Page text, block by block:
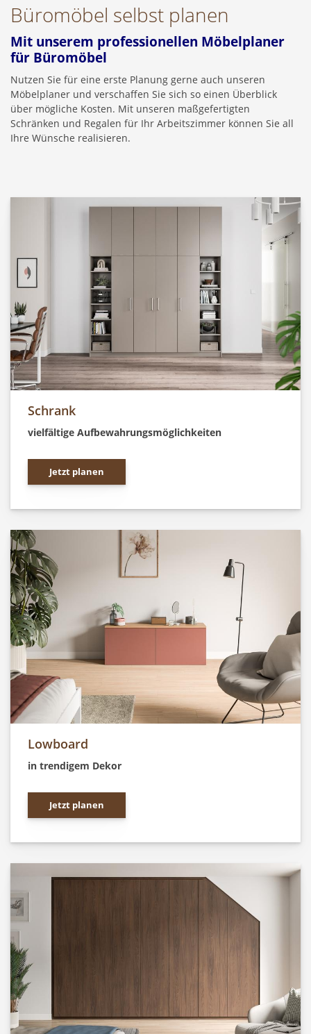
Büromöbel selbst planen
Mit unserem professionellen Möbelplaner
für Büromöbel
Nutzen Sie für eine erste Planung gerne auch unseren
Möbelplaner und verschaffen Sie sich so einen Überblick
über mögliche Kosten. Mit unseren maßgefertigten
Schränken und Regalen für Ihr Arbeitszimmer können Sie all
Ihre Wünsche realisieren.
Schrank
vielfältige Aufbewahrungsmöglichkeiten
Jetzt planen
Lowboard
in trendigem Dekor
Jetzt planen